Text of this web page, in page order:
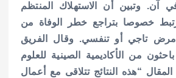
آن. وتبين أن الاستهلاك المنتظم
خصوصا بتراجع خطر الوفاة من
تاجي أو تنفسي. وقال الفريق
من الأكاديمية الصينية للعلوم
“هذه النتائج تتلاقى مع أعمال